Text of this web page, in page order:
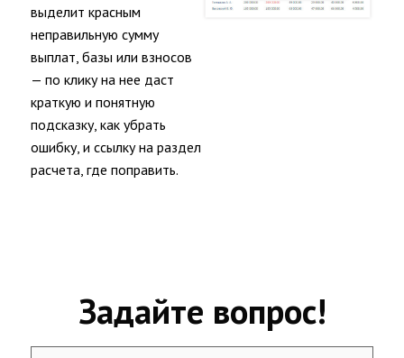
выделит красным
неправильную сумму
выплат, базы или взносов
— по клику на нее даст
краткую и понятную
подсказку, как убрать
ошибку, и ссылку на раздел
расчета, где поправить.
Задайте вопрос!